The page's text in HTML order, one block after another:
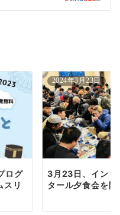
ログ
リ
2024年3月23日
3月23日、インド
タール夕食会を